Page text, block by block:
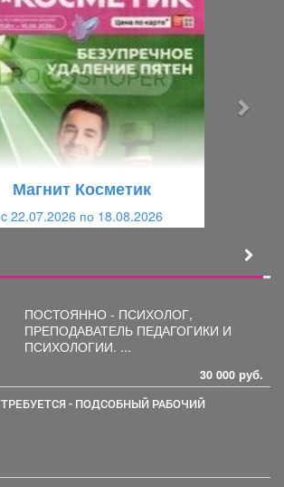
Магнит Косметик
c 22.07.2026 по 18.08.2026
ПОСТОЯННО - ПСИХОЛОГ,
ПРЕПОДАВАТЕЛЬ ПЕДАГОГИКИ И
ПСИХОЛОГИИ. ...
30 000 руб.
ТРЕБУЕТСЯ - ПОДСОБНЫЙ РАБОЧИЙ